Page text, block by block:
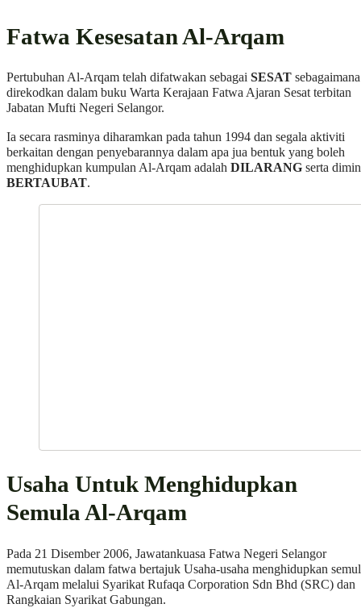
Fatwa Kesesatan Al-Arqam
Pertubuhan Al-Arqam telah difatwakan sebagai SESAT sebagaimana
direkodkan dalam buku Warta Kerajaan Fatwa Ajaran Sesat terbitan
Jabatan Mufti Negeri Selangor.
Ia secara rasminya diharamkan pada tahun 1994 dan segala aktiviti
berkaitan dengan penyebarannya dalam apa jua bentuk yang boleh
menghidupkan kumpulan Al-Arqam adalah DILARANG serta
BERTAUBAT.
Usaha Untuk Menghidupkan
Semula Al-Arqam
Pada 21 Disember 2006, Jawatankuasa Fatwa Negeri Selangor
memutuskan dalam fatwa bertajuk Usaha-usaha menghidupkan
Al-Arqam melalui Syarikat Rufaqa Corporation Sdn Bhd (SRC) dan
Rangkaian Syarikat Gabungan.